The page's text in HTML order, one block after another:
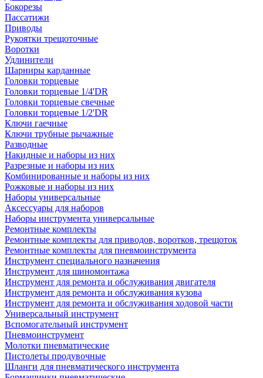
Бокорезы
Пассатижи
Приводы
Рукоятки трещоточные
Воротки
Удлинители
Шарниры карданные
Головки торцевые
Головки торцевые 1/4'DR
Головки торцевые свечные
Головки торцевые 1/2'DR
Ключи гаечные
Ключи трубные рычажные
Разводные
Накидные и наборы из них
Разрезные и наборы из них
Комбинированные и наборы из них
Рожковые и наборы из них
Наборы универсальные
Аксессуары для наборов
Наборы инструмента универсальные
Ремонтные комплекты
Ремонтные комплекты для приводов, воротков, трещоток
Ремонтные комплекты для пневмоинструмента
Инструмент специального назначения
Инструмент для шиномонтажа
Инструмент для ремонта и обслуживания двигателя
Инструмент для ремонта и обслуживания кузова
Инструмент для ремонта и обслуживания ходовой части
Универсальный инструмент
Вспомогательный инструмент
Пневмоинструмент
Молотки пневматические
Пистолеты продувочные
Шланги для пневматического инструмента